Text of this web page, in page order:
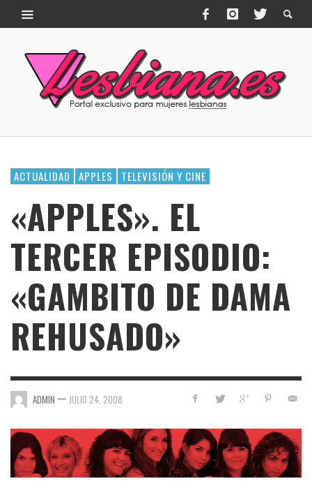
ACTUALIDAD APPLES TELEVISIÓN Y CINE
«APPLES». EL
TERCER EPISODIO:
«GAMBITO DE DAMA
REHUSADO»
ADMIN — JULIO 24, 2008